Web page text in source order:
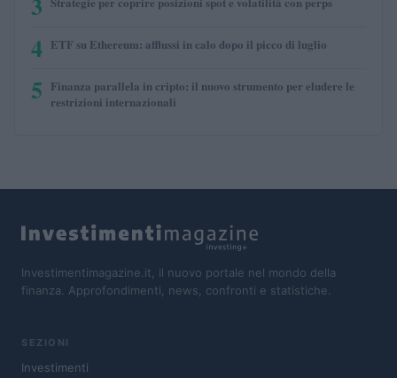
4 ETF su Ethereum: afflussi in calo dopo il picco di luglio
5 Finanza parallela in cripto: il nuovo strumento per eludere le
restrizioni internazionali
Investimentimagazine.it, il nuovo portale nel mondo della
finanza. Approfondimenti, news, confronti e statistiche.
SEZIONI
Investimenti